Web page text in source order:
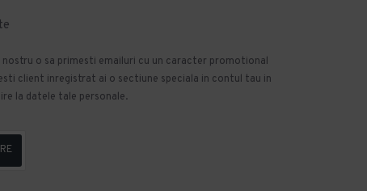
o sa primesti emailuri cu un caracter promotional
client inregistrat ai o sectiune speciala in contul tau in
la datele tale personale.